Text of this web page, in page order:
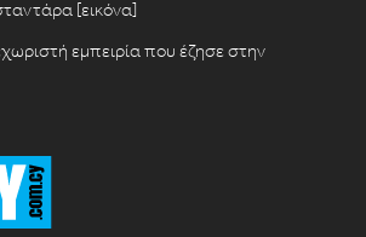
[εικόνα]
εμπειρία που έζησε στην